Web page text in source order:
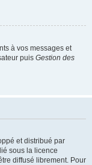
à vos messages et
puis Gestion des
et distribué par
sous la licence
diffusé librement. Pour